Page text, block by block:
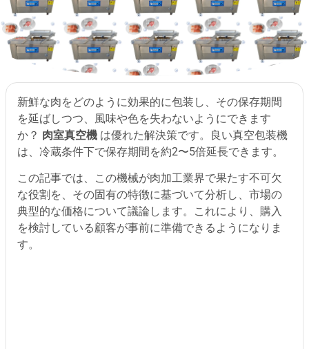
新鮮な肉をどのように効果的に包装し、その保存期間
を延ばしつつ、風味や色を失わないようにできます
か？ 肉室真空機 は優れた解決策です。良い真空包装機
は、冷蔵条件下で保存期間を約2〜5倍延長できます。
この記事では、この機械が肉加工業界で果たす不可欠
な役割を、その固有の特徴に基づいて分析し、市場の
典型的な価格について議論します。これにより、購入
を検討している顧客が事前に準備できるようになりま
す。